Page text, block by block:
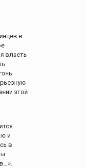
в
власть
этой
и
в